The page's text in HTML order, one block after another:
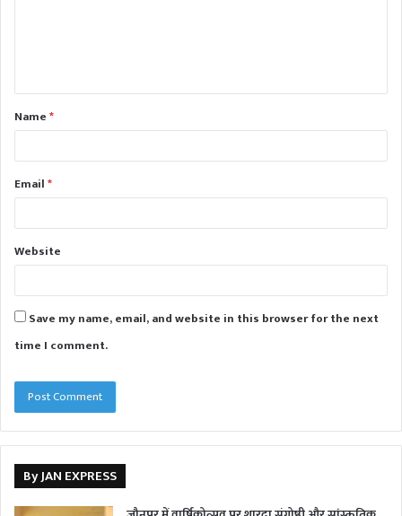
t
*Name*
Email*
Website
Save my name, email, and website in this browser for the next
time I comment.
By JAN EXPRESS